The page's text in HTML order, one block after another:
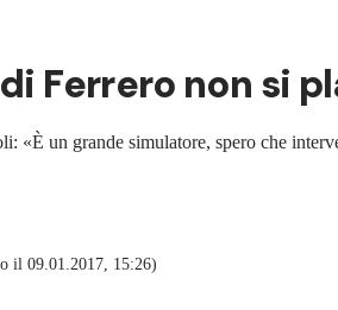
Ferrero non si
«È un grande simulatore, spero che
il 09.01.2017, 15:26)